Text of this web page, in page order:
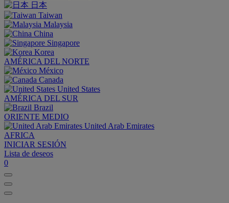
日本
Taiwan
Malaysia
China
Singapore
Korea
AMÉRICA DEL NORTE
México
Canada
United States
AMÉRICA DEL SUR
Brazil
ORIENTE MEDIO
United Arab Emirates
AFRICA
INICIAR SESIÓN
Lista de deseos
0